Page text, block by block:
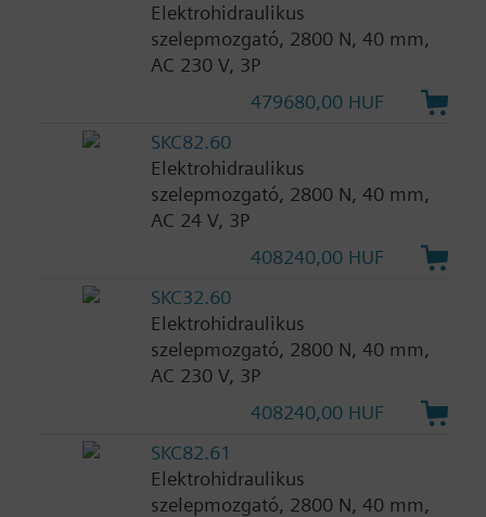
Elektrohidraulikus
szelepmozgató, 2800 N, 40 mm,
AC 230 V, 3P
479680,00 HUF
SKC82.60
Elektrohidraulikus
szelepmozgató, 2800 N, 40 mm,
AC 24 V, 3P
408240,00 HUF
SKC32.60
Elektrohidraulikus
szelepmozgató, 2800 N, 40 mm,
AC 230 V, 3P
408240,00 HUF
SKC82.61
Elektrohidraulikus
szelepmozgató, 2800 N, 40 mm,